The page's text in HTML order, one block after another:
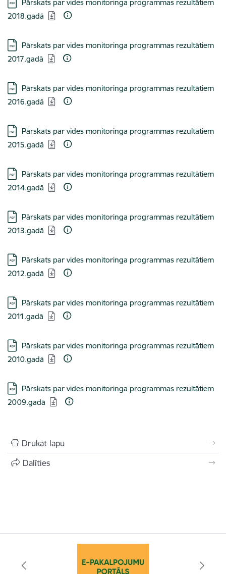
Pārskats par vides monitoringa programmas rezultātiem
2018.gadā
Lejupielādēt:
Pārskats par vides monitoringa programmas rezultātiem
2017.gadā
Lejupielādēt:
Pārskats par vides monitoringa programmas rezultātiem
2016.gadā
Lejupielādēt:
Pārskats par vides monitoringa programmas rezultātiem
2015.gadā
Lejupielādēt:
Pārskats par vides monitoringa programmas rezultātiem
2014.gadā
Lejupielādēt:
Pārskats par vides monitoringa programmas rezultātiem
2013.gadā
Lejupielādēt:
Pārskats par vides monitoringa programmas rezultātiem
2012.gadā
Lejupielādēt:
Pārskats par vides monitoringa programmas rezultātiem
2011.gadā
Lejupielādēt:
Pārskats par vides monitoringa programmas rezultātiem
2010.gadā
Lejupielādēt:
Pārskats par vides monitoringa programmas rezultātiem
2009.gadā
Drukāt lapu
Dalīties